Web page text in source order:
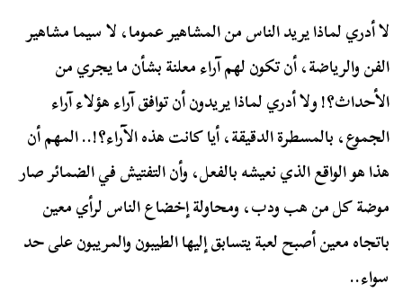
لا أدري لماذا يريد الناس من المشاهير عموما، لا سيما مشاهير
الفن والرياضة، أن تكون لهم آراء معلنة بشأن ما يجري من
الأحداث؟! ولا أدري لماذا يريدون أن توافق آراء هؤلاء آراء
الجموع، بالمسطرة الدقيقة، أيا كانت هذه الآراء؟!.. المهم أن
هذا هو الواقع الذي نعيشه بالفعل، وأن التفتيش في الضمائر صار
موضة كل من هب ودب، ومحاولة إخضاع الناس لرأي معين
باتجاه معين أصبح لعبة يتسابق إليها الطيبون والمريبون على حد
سواء..